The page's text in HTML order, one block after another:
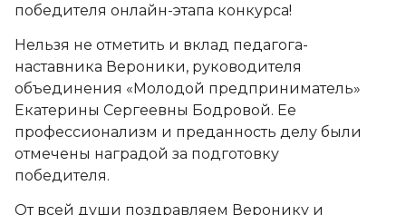
победителя онлайн-этапа конкурса!
️Нельзя не отметить и вклад педагога-
наставника Вероники, руководителя
объединения «Молодой предприниматель»
Екатерины Сергеевны Бодровой. Ее
профессионализм и преданность делу были
отмечены наградой за подготовку
победителя.
️От всей души поздравляем Веронику и